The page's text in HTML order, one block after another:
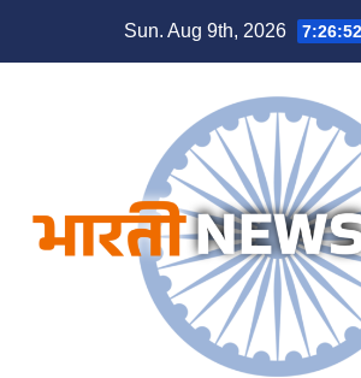
Sun. Aug 9th, 2026